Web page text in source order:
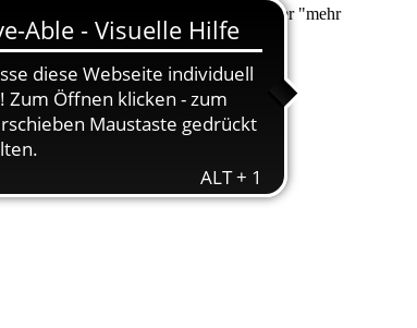
nach Ihrem Anliegen suchen. Unter "mehr